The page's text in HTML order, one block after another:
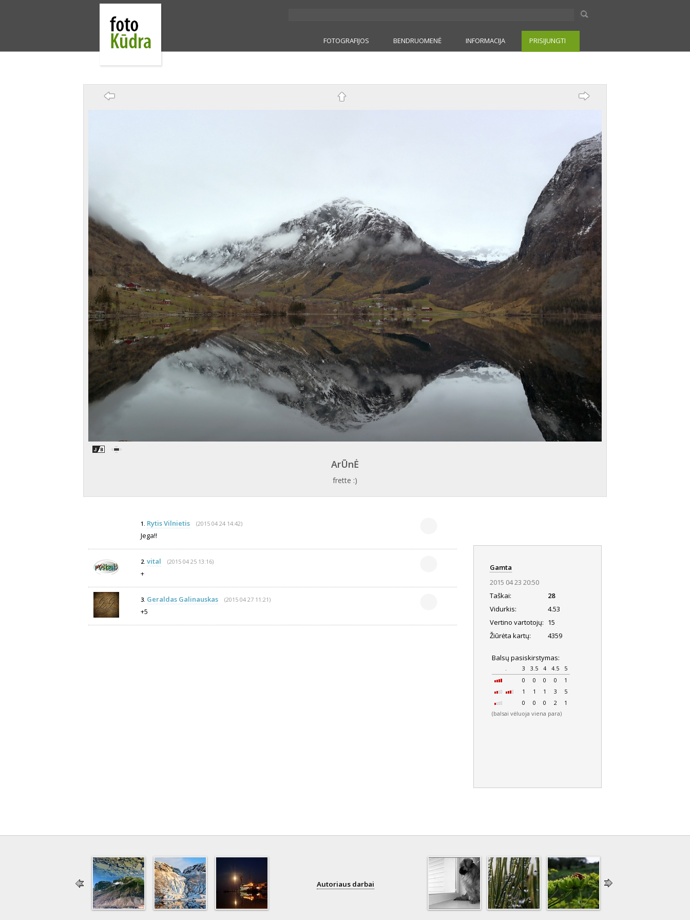
FOTOGRAFIJOS BENDRUOMENĖ INFORMACIJA PRISIJUNGTI
ArŪnĖ
frette :)
1. Rytis Vilnietis (2015 04 24 14:42)
Jega!!
2. vital (2015 04 25 13:16)
+
3. Geraldas Galinauskas (2015 04 27 11:21)
+5
Gamta
2015 04 23 20:50
Taškai:
28
Vidurkis:
4.53
Vertino vartotojų: 15
Žiūrėta kartų:
4359
Balsų pasiskirstymas:
. 3 3.5 4 4.5
5
0
0 0 0
1
1
1 1 3
5
0
0 0 2 1
(balsai vėluoja viena para)
Autoriaus darbai